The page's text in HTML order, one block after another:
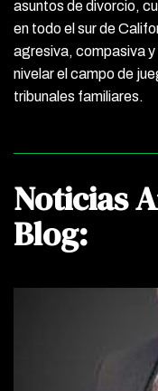
asuntos de divorcio,
en todo el sur de
agresiva, compasiva
nivelar el campo de
tribunales familiares.
Noticias
Blog: